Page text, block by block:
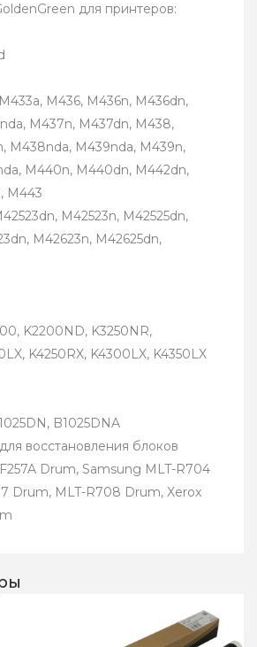
для принтеров:
M436, M436n, M436dn,
M437n, M437dn, M438,
M438nda, M439nda, M439n,
M440n, M440dn, M442dn,
M443
M42523n, M42525dn,
M42623n, M42625dn,
K2200ND, K3250NR,
K4250RX, K4300LX, K4350LX
B1025DNA
восстановления блоков
Drum, Samsung MLT-R704
Drum, MLT-R708 Drum, Xerox